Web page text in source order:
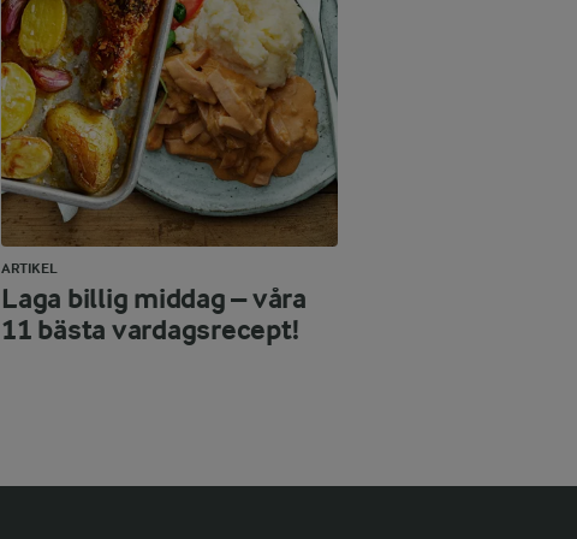
ARTIKEL
Laga billig middag – våra
11 bästa vardagsrecept!